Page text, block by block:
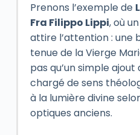
Prenons l’exemple de
Fra Filippo Lippi, où
attire l’attention : une
tenue de la Vierge
pas qu’un simple
chargé de sens
à la lumière divine
optiques anciens.